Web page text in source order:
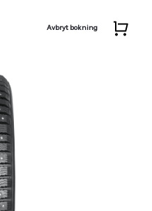
Avbryt bokning